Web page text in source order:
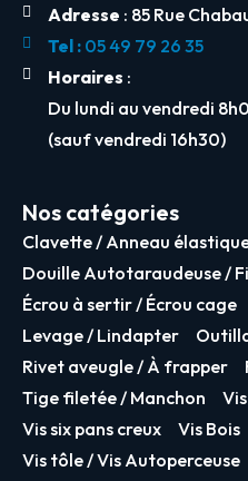
Adresse : 85 Rue
Tel :05 49 79 26 35
Horaires :
Du lundi au vendredi
(sauf vendredi 16h30)
Nos catégories
Clavette / Anneau
Douille Autotaraudeuse /
Écrou à sertir / Écrou cage
Levage / Lindapter
Rivet aveugle / À frapper
Tige filetée / Manchon
Vis six pans creux
Vis Bois
Vis tôle / Vis Autoperceuse